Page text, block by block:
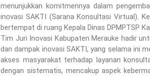
menunjukkan komitmennya dalam
inovasi SAKTI (Sarana Konsultasi Virtual).
bertempat di ruang Kepala Dinas DPMPTSP
Tim Juri Inovasi Kabupaten Merauke hadir
dan dampak inovasi SAKTI, yang selama ini
akses masyarakat terhadap layanan
dengan sistematis, mencakup aspek